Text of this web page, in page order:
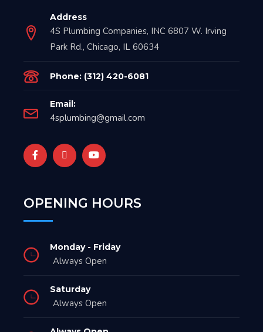
Address
4S Plumbing Companies, INC 6807 W. Irving
Park Rd., Chicago, IL 60634
Phone: (312) 420-6081
Email:
4splumbing@gmail.com
OPENING HOURS
Monday - Friday
Always Open
Saturday
Always Open